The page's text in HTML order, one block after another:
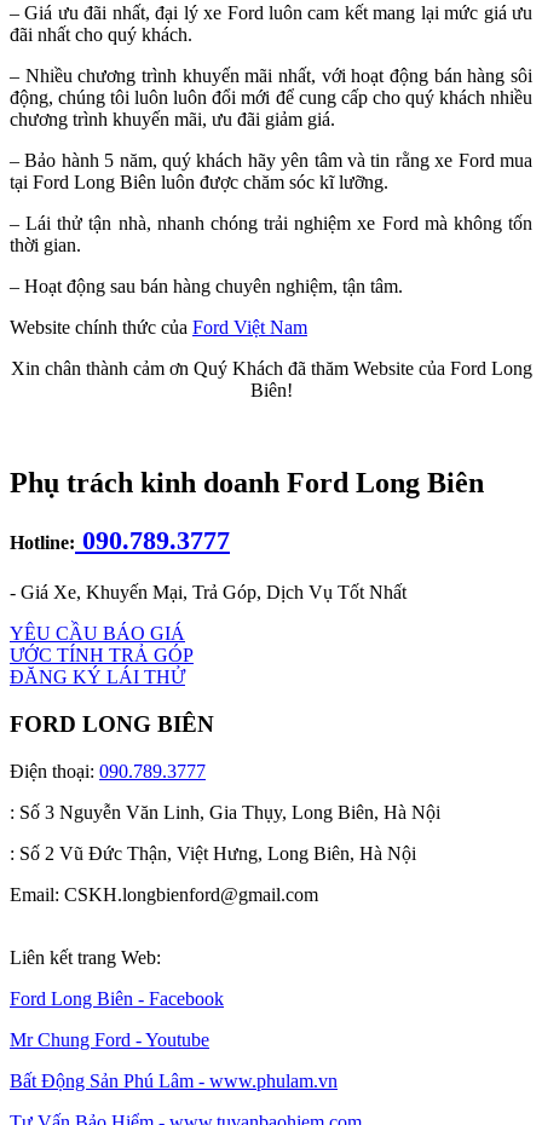
– Giá ưu đãi nhất, đại lý xe Ford luôn cam kết mang lại mức giá ưu
đãi nhất cho quý khách.
– Nhiều chương trình khuyến mãi nhất, với hoạt động bán hàng sôi
động, chúng tôi luôn luôn đổi mới để cung cấp cho quý khách nhiều
chương trình khuyến mãi, ưu đãi giảm giá.
– Bảo hành 5 năm, quý khách hãy yên tâm và tin rằng xe Ford mua
tại Ford Long Biên luôn được chăm sóc kĩ lưỡng.
– Lái thử tận nhà, nhanh chóng trải nghiệm xe Ford mà không tốn
thời gian.
– Hoạt động sau bán hàng chuyên nghiệm, tận tâm.
Website chính thức của Ford Việt Nam
Xin chân thành cảm ơn Quý Khách đã thăm Website của Ford Long
Biên!
Phụ trách kinh doanh Ford Long Biên
Hotline: 090.789.3777
- Giá Xe, Khuyến Mại, Trả Góp, Dịch Vụ Tốt Nhất
YÊU CẦU BÁO GIÁ
ƯỚC TÍNH TRẢ GÓP
ĐĂNG KÝ LÁI THỬ
FORD LONG BIÊN
Điện thoại: 090.789.3777
: Số 3 Nguyễn Văn Linh, Gia Thụy, Long Biên, Hà Nội
: Số 2 Vũ Đức Thận, Việt Hưng, Long Biên, Hà Nội
Email: CSKH.longbienford@gmail.com
Liên kết trang Web:
Ford Long Biên - Facebook
Mr Chung Ford - Youtube
Bất Động Sản Phú Lâm - www.phulam.vn